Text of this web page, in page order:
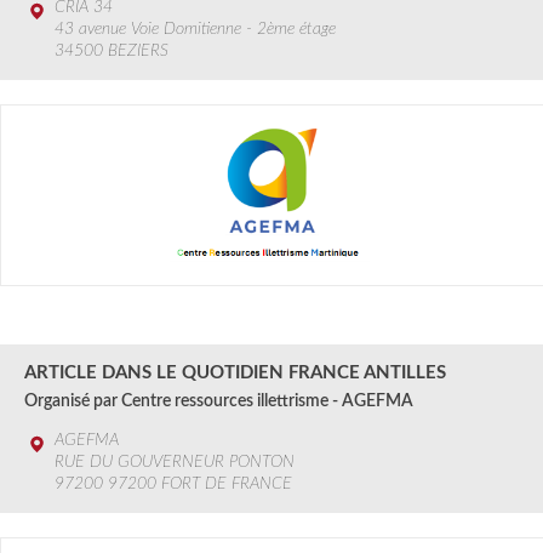
CRIA 34
43 avenue Voie Domitienne - 2ème étage
34500 BEZIERS
ARTICLE DANS LE QUOTIDIEN FRANCE ANTILLES
Organisé par Centre ressources illettrisme - AGEFMA
AGEFMA
RUE DU GOUVERNEUR PONTON
97200 97200 FORT DE FRANCE